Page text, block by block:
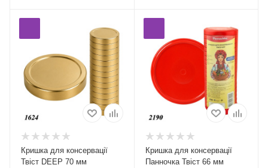
Кришка для консервації
Твіст DEEP 70 мм
Кришка для консервації
Панночка Твіст 66 мм